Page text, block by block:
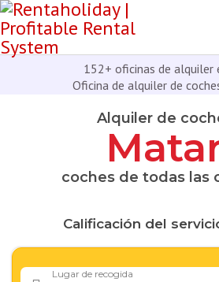
152+ oficinas de alquiler
Oficina de alquiler de
Alquiler de
coches de todas las
Calificación del
Lugar de recogida